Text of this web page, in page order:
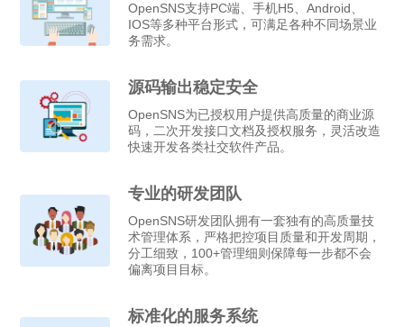
OpenSNS支持PC端、手机H5、Android、
IOS等多种平台形式，可满足各种不同场景业
务需求。
源码输出稳定安全
OpenSNS为已授权用户提供高质量的商业源
码，二次开发接口文档及授权服务，灵活改造
快速开发各类社交软件产品。
专业的研发团队
OpenSNS研发团队拥有一套独有的高质量技
术管理体系，严格把控项目质量和开发周期，
分工细致，100+管理细则保障每一步都不会
偏离项目目标。
标准化的服务系统